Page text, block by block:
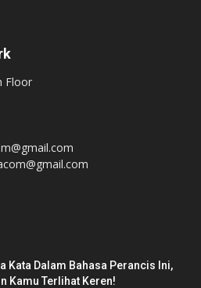
Floor
Kata Dalam Bahasa Perancis Ini,
Kamu Terlihat Keren!